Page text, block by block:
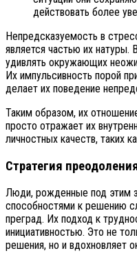
действовать более
Непредсказуемость в
является частью их натуры.
удивлять окружающих
Их импульсивность порой
делает их поведение
Таким образом, их
просто отражает их
личностных качеств, таких
Стратегия
Люди, рожденные под этим
способностями к решению
преград. Их подход к
инициативностью. Это не
решения, но и вдохновляет